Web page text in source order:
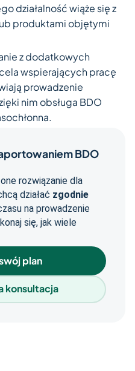
działalność wiąże się z
produktami objętymi
z dodatkowych
wspierających pracę
prowadzenie
nim obsługa BDO
BDO
rozwiązanie dla
działać zgodnie
na prowadzenie
się, jak wiele
plan
konsultacja